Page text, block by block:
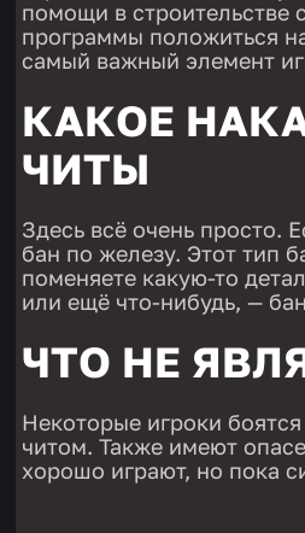
помощи в строительстве
программы положиться
самый важный элемент
КАКОЕ
ЧИТЫ
Здесь всё очень просто.
бан по железу. Этот тип
поменяете какую-то
или ещё что-нибудь, —
ЧТО НЕ
Некоторые игроки
читом. Также имеют
хорошо играют, но пока